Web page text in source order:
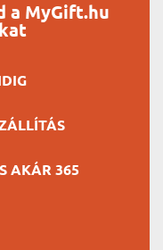
a MyGift.hu
AKÁR 365